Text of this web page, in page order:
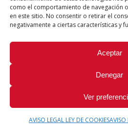
como el comportamiento de navegación
en este sitio. No consentir o retirar el
negativamente a ciertas características y
Aceptar
Denegar
Ver
AVISO LEGAL LEY DE COOKIESAVISO
twitter.com/
http://
Did you like this article? Share
© 2026 Sindicato Policía Local